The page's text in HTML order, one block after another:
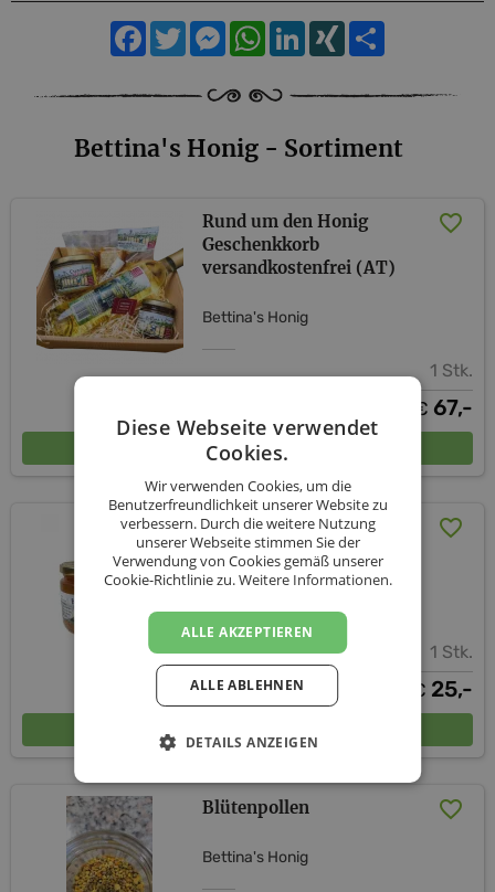
Facebook
TwitterMessengerWhatsApp
LinkedIn
XING
Bettina's Honig - Sortiment
Rund um den Honig
Geschenkkorb
versandkostenfrei (AT)
Bettina's Honig
1 Stk.
€ 67,-
In den Warenkorb
Süße Lippenpflege Set I
inkl. Versand (AT)
1 Stk.
€ 25,-
In den Warenkorb
Blütenpollen
Bettina's Honig
Diese Webseite verwendet
Cookies.
Wir verwenden Cookies, um die
Benutzerfreundlichkeit unserer Website zu
verbessern. Durch die weitere Nutzung
unserer Webseite stimmen Sie der
Verwendung von Cookies gemäß unserer
Cookie-Richtlinie zu.Weitere Informationen.
ALLE AKZEPTIEREN
ALLE ABLEHNEN
DETAILS ANZEIGEN